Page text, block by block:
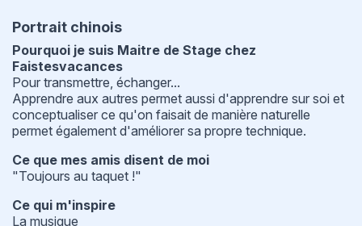
Portrait chinois
Pourquoi je suis Maitre de Stage chez
Faistesvacances
Pour transmettre, échanger...
Apprendre aux autres permet aussi d'apprendre sur soi et
conceptualiser ce qu'on faisait de manière naturelle
permet également d'améliorer sa propre technique.
Ce que mes amis disent de moi
"Toujours au taquet !"
Ce qui m'inspire
La musique